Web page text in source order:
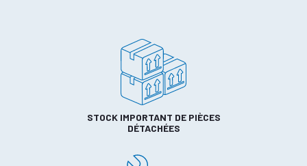
STOCK IMPORTANT DE PIÈCES
DÉTACHÉES